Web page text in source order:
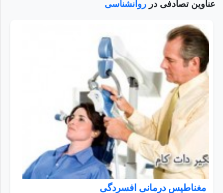
عناوین تصادفی در روانشناسی
مغناطیس درمانی افسردگی